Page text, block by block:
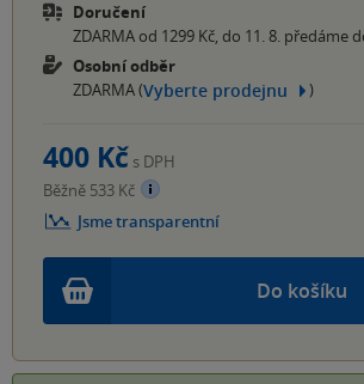
Doručení
ZDARMA od 1299 Kč, do 11. 8. předáme
Osobní odběr
ZDARMA (Vyberte prodejnu )
Do košíku
400 Kč s DPH
Běžně 533 Kč
Jsme transparentní